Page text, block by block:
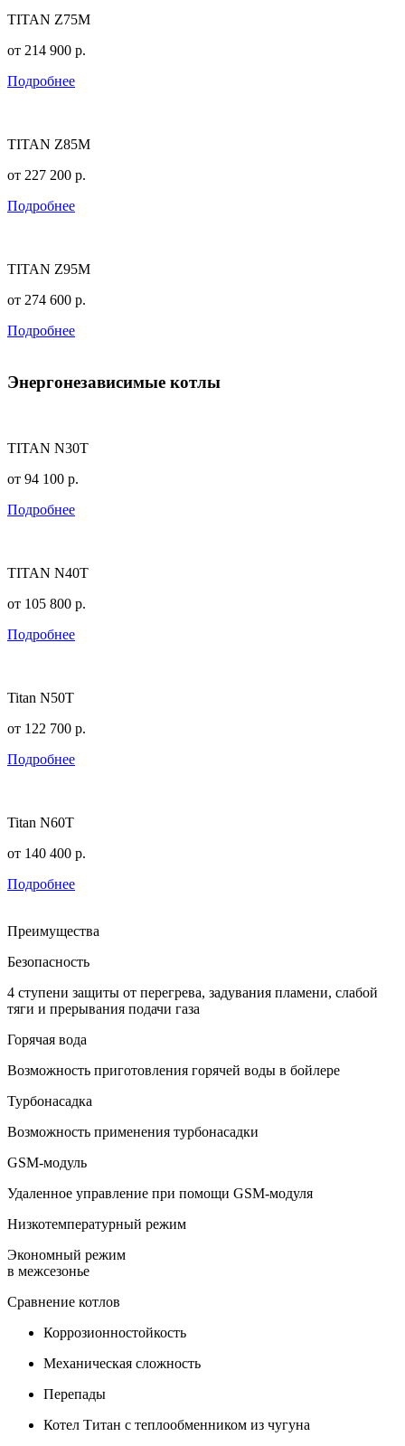
TITAN Z75M
от 214 900 р.
Подробнее
TITAN Z85M
от 227 200 р.
Подробнее
TITAN Z95M
от 274 600 р.
Подробнее
Энергонезависимые котлы
TITAN N30T
от 94 100 р.
Подробнее
TITAN N40T
от 105 800 р.
Подробнее
Titan N50T
от 122 700 р.
Подробнее
Titan N60T
от 140 400 р.
Подробнее
Преимущества
Безопасность
4 ступени защиты от перегрева, задувания пламени, слабой
тяги и прерывания подачи газа
Горячая вода
Возможность приготовления горячей воды в бойлере
Турбонасадка
Возможность применения турбонасадки
GSM-модуль
Удаленное управление при помощи GSM-модуля
Низкотемпературный режим
Экономный режим
в межсезонье
Сравнение котлов
Коррозионностойкость
Механическая сложность
Перепады
Котел Титан с теплообменником из чугуна